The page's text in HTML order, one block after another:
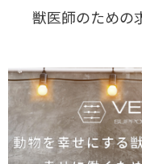
獣医師のための